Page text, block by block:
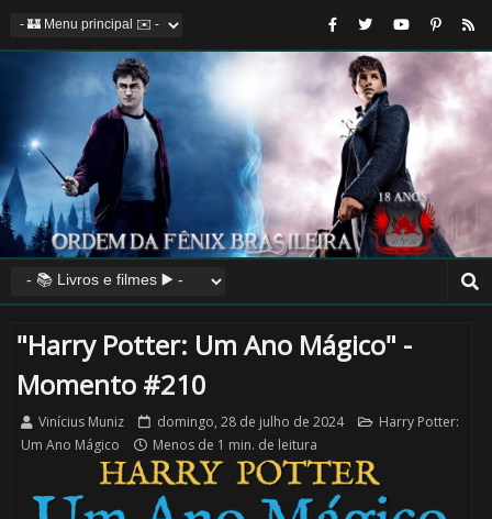
"Harry Potter: Um Ano Mágico" -
Momento #210
Vinícius Muniz domingo, 28 de julho de 2024
Harry Potter:
Um Ano Mágico
Menos de 1 min. de leitura